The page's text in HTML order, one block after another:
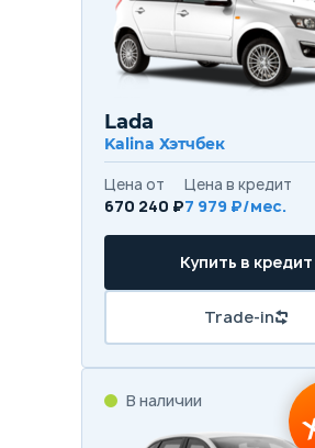
Lada
Kalina Хэтчбек
Цена от
670 240 ₽
Цена в кредит
7 979 ₽/мес.
Купить в кредит
Trade-in
В наличии